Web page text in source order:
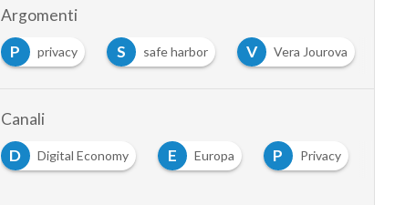
Argomenti
P privacy S safe harbor V Vera Jourova
Canali
D
Digital Economy E Europa P Privacy